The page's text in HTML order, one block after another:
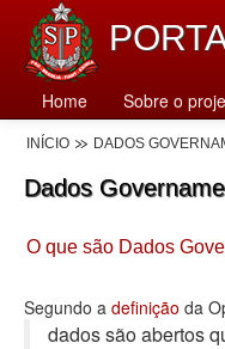
Home Sobre o
INÍCIO DADOS
Dados
O que são Dados
Segundo a definição da
dados são abertos